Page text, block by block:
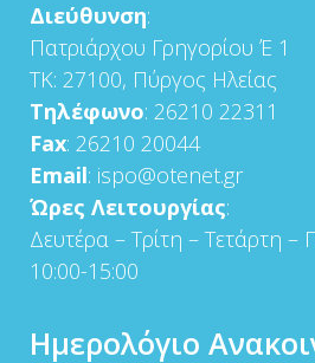
Διεύθυνση:
Πατριάρχου Γρηγορίου Έ 1
ΤΚ: 27100, Πύργος Ηλείας
Τηλέφωνο: 26210 22311
Fax: 26210 20044
Email: ispo@otenet.gr
Ώρες Λειτουργίας:
Δευτέρα – Τρίτη – Τετάρτη
10:00-15:00
Ημερολόγιο